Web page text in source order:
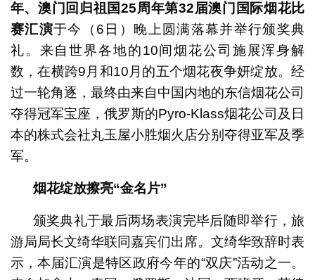
年、澳门回归祖国25周年第32届澳门国际烟花比
赛汇演于今（6日）晚上圆满落幕并举行颁奖典
礼。来自世界各地的10间烟花公司施展浑身解
数，在横跨9月和10月的五个烟花夜争妍绽放。经
过一轮角逐，最终由来自中国内地的东信烟花公司
夺得冠军宝座，俄罗斯的Pyro-Klass烟花公司及日
本的株式会社丸玉屋小胜烟火店分别夺得亚军及季
军。
烟花绽放擦亮“金名片”
颁奖典礼于最后两场表演完毕后随即举行，旅
游局局长文绮华联同嘉宾们出席。文绮华致辞时表
示，本届汇演是特区政府今年的“双庆”活动之一。